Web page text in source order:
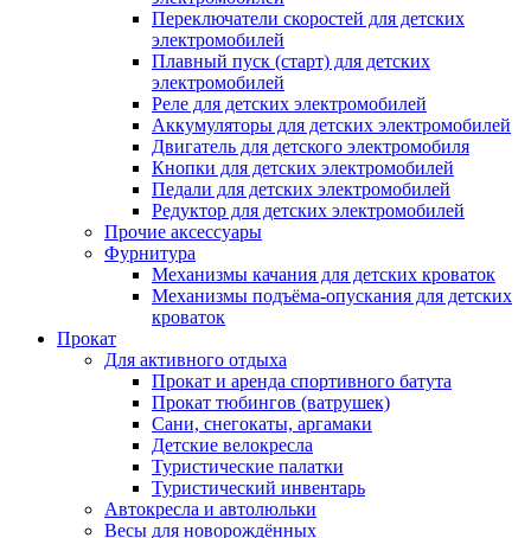
Переключатели скоростей для детских
электромобилей
Плавный пуск (старт) для детских
электромобилей
Реле для детских электромобилей
Аккумуляторы для детских электромобилей
Двигатель для детского электромобиля
Кнопки для детских электромобилей
Педали для детских электромобилей
Редуктор для детских электромобилей
Прочие аксессуары
Фурнитура
Механизмы качания для детских кроваток
Механизмы подъёма-опускания для детских
кроваток
Прокат
Для активного отдыха
Прокат и аренда спортивного батута
Прокат тюбингов (ватрушек)
Сани, снегокаты, аргамаки
Детские велокресла
Туристические палатки
Туристический инвентарь
Автокресла и автолюльки
Весы для новорождённых